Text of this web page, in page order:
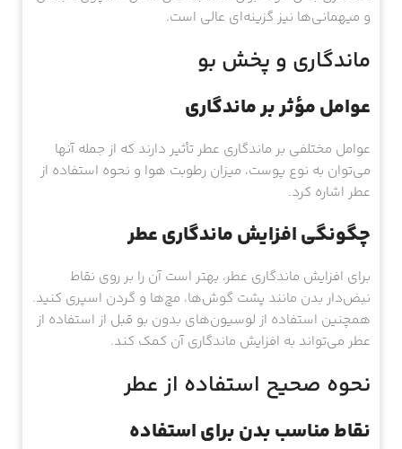
و میهمانی‌ها نیز گزینه‌ای عالی است.
ماندگاری و پخش بو
عوامل مؤثر بر ماندگاری
عوامل مختلفی بر ماندگاری عطر تأثیر دارند که از جمله آنها
می‌توان به نوع پوست، میزان رطوبت هوا و نحوه استفاده از
عطر اشاره کرد.
چگونگی افزایش ماندگاری عطر
برای افزایش ماندگاری عطر، بهتر است آن را بر روی نقاط
نبض‌دار بدن مانند پشت گوش‌ها، مچ‌ها و گردن اسپری کنید.
همچنین استفاده از لوسیون‌های بدون بو قبل از استفاده از
عطر می‌تواند به افزایش ماندگاری آن کمک کند.
نحوه صحیح استفاده از عطر
نقاط مناسب بدن برای استفاده